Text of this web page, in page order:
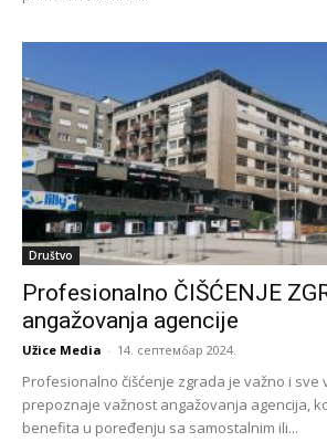
Društvo
Profesionalno ČIŠĆENJE
angažovanja agencije
Užice Media - 14. септембар 2024.
Profesionalno čišćenje zgrada je važno i sve
prepoznaje važnost angažovanja agencija,
benefita u poređenju sa samostalnim ili...